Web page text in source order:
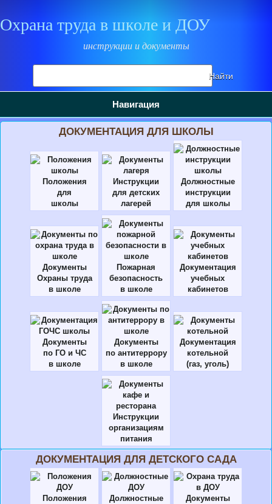
Охрана труда в школе и ДОУ
инструкции и документы
Навигация
ДОКУМЕНТАЦИЯ ДЛЯ ШКОЛЫ
Положения
для
школы
Инструкции
для детских
лагерей
Должностные
инструкции
для школы
Документы
Охраны труда
в школе
Пожарная
безопасность
в школе
Документация
учебных
кабинетов
Документы
по ГО и ЧС
в школе
Документы
по антитеррору
в школе
Документация
котельной
(газ, уголь)
Инструкции
организациям
питания
ДОКУМЕНТАЦИЯ ДЛЯ ДЕТСКОГО САДА
Положения
Должностные
Документы